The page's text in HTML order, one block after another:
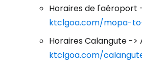
Horaires de l'aéroport
ktclgoa.com/mopa-
Horaires Calangute ->
ktclgoa.com/